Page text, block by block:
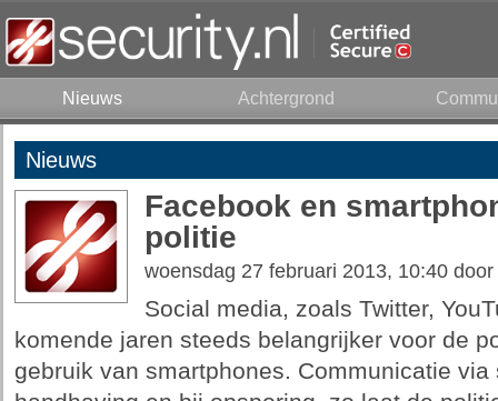
Nieuws Achtergrond
Nieuws
Facebook en
politie
woensdag 27 februari 2013, 10:40 door
Social media, zoals Twitter,
komende jaren steeds belangrijker voor de
gebruik van smartphones. Communicatie